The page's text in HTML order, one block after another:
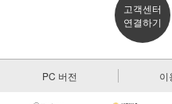
고객센터
연결하기
PC 버전 이